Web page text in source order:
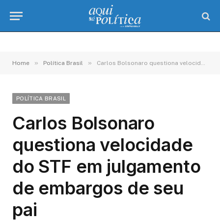
Home » Política Brasil » Carlos Bolsonaro questiona velocidade do STF em julgamento de embargos de seu pai
POLÍTICA BRASIL
Carlos Bolsonaro
questiona velocidade
do STF em julgamento
de embargos de seu
pai